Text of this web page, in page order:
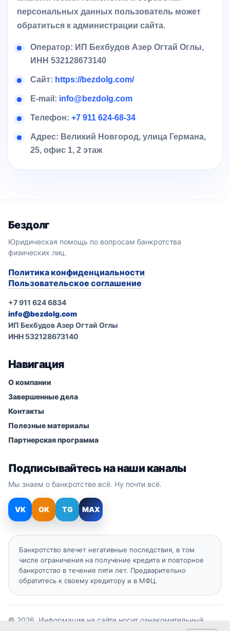
персональных данных пользователь может
обратиться к администрации сайта.
Оператор: ИП Бехбудов Азер Огтай Оглы,
ИНН 532128673140
Сайт: https://bezdolg.com/
E-mail: info@bezdolg.com
Телефон: +7 911 624-68-34
Адрес: Великий Новгород, улица Германа,
25, офис 1, 2 этаж
Бездолг
Юридическая помощь по вопросам банкротства
физических лиц.
Политика конфиденциальности
Пользовательское соглашение
+7 911 624 6834
info@bezdolg.com
ИП Бехбудов Азер Огтай Оглы
ИНН 532128673140
Навигация
О компании
Завершенные дела
Контакты
Полезные материалы
Партнерская программа
Подписывайтесь на наши каналы
Мы знаем о банкротстве всё. Ну почти всё.
VK OK TG MAX
Банкротство влечет негативные последствия, в том
числе ограничения на получение кредита и повторное
банкротство в течение пяти лет. Предварительно
обратитесь к своему кредитору и в МФЦ.
© 2026. Информация на сайте носит ознакомительный